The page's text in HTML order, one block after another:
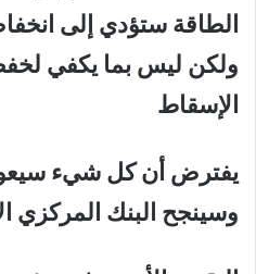
الطاقة ستؤدي إلى
ولكن ليس بما يكفي
الإسقاط
يفترض أن كل شيء
وسينجح البنك المركزي